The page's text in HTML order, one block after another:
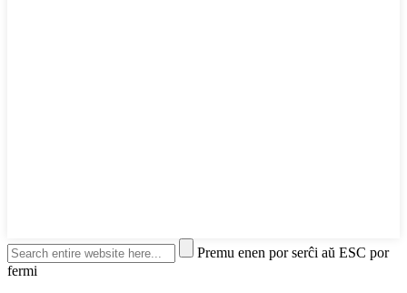
Premu enen por serĉi aŭ ESC por
fermi